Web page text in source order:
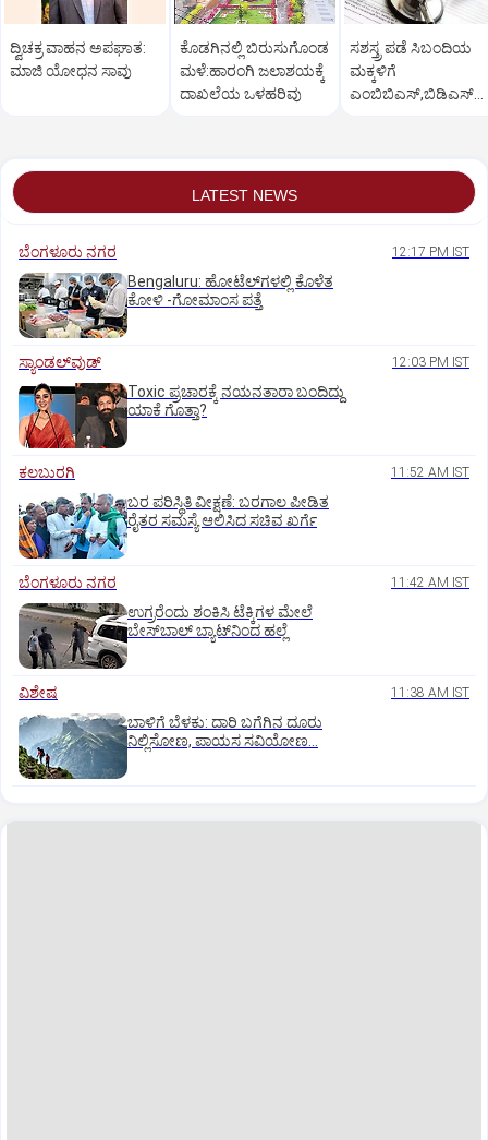
ದ್ವಿಚಕ್ರ ವಾಹನ ಅಪಘಾತ:
ಮಾಜಿ ಯೋಧನ ಸಾವು
ಕೊಡಗಿನಲ್ಲಿ ಬಿರುಸುಗೊಂಡ
ಮಳೆ:ಹಾರಂಗಿ ಜಲಾಶಯಕ್ಕೆ
ದಾಖಲೆಯ ಒಳಹರಿವು
ಸಶಸ್ತ್ರ ಪಡೆ ಸಿಬಂದಿಯ
ಮಕ್ಕಳಿಗೆ
ಎಂಬಿಬಿಎಸ್‌,ಬಿಡಿಎಸ್‌
LATEST NEWS
ಬೆಂಗಳೂರು ನಗರ 12:17 PM IST
Bengaluru: ಹೋಟೆಲ್‌ಗ‌ಳಲ್ಲಿ ಕೊಳೆತ
ಕೋಳಿ -ಗೋಮಾಂಸ ಪತ್ತೆ
ಸ್ಯಾಂಡಲ್‌ವುಡ್‌ 12:03 PM IST
Toxic ಪ್ರಚಾರಕ್ಕೆ ನಯನತಾರಾ ಬಂದಿದ್ದು
ಯಾಕೆ ಗೊತ್ತಾ?
ಕಲಬುರಗಿ 11:52 AM IST
ಬರ ಪರಿಸ್ಥಿತಿ ವೀಕ್ಷಣೆ: ಬರಗಾಲ ಪೀಡಿತ
ರೈತರ ಸಮಸ್ಯೆ ಆಲಿಸಿದ ಸಚಿವ ಖರ್ಗೆ
ಬೆಂಗಳೂರು ನಗರ 11:42 AM IST
ಉಗ್ರರೆಂದು ಶಂಕಿಸಿ ಟೆಕ್ಕಿಗಳ ಮೇಲೆ
ಬೇಸ್‌ಬಾಲ್‌ ಬ್ಯಾಟ್‌ನಿಂದ ಹಲ್ಲೆ
ವಿಶೇಷ 11:38 AM IST
ಬಾಳಿಗೆ ಬೆಳಕು: ದಾರಿ ಬಗೆಗಿನ ದೂರು
ನಿಲ್ಲಿಸೋಣ, ಪಾಯಸ ಸವಿಯೋಣ...